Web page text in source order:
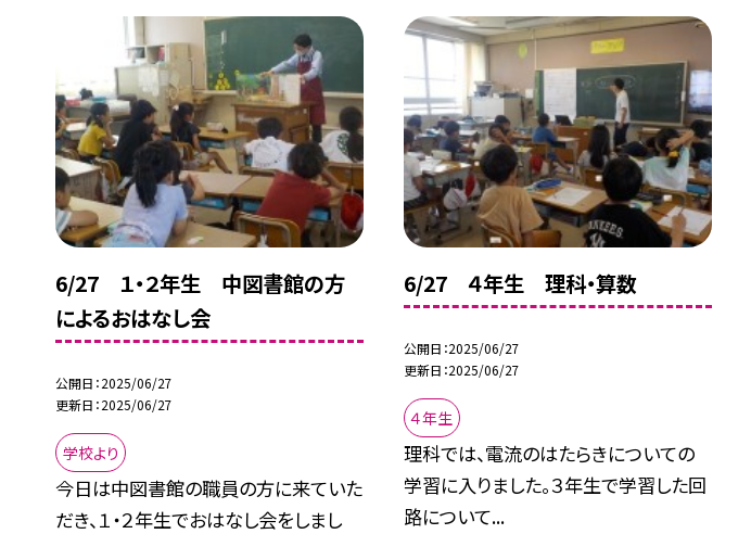
6/27 １・２年生 中図書館の方
によるおはなし会
公開日 2025/06/27
更新日 2025/06/27
学校より
今日は中図書館の職員の方に来ていた
だき、１・２年生でおはなし会をしまし
6/27 ４年生 理科・算数
公開日 2025/06/27
更新日 2025/06/27
４年生
理科では、電流のはたらきについての
学習に入りました。３年生で学習した回
路について...